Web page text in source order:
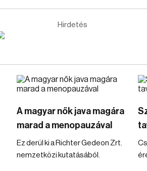
Hirdetés
A magyar nők java magára
marad a menopauzával
Ez derül ki a Richter Gedeon Zrt.
nemzetközi kutatásából.